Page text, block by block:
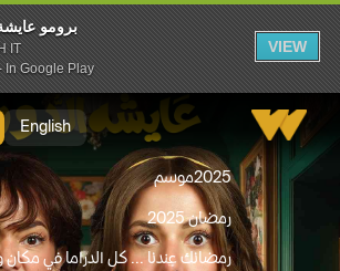
برومو
IT
In Google Play
VIEW
English
2025موسم
رمضان 2025
رمضانك عندنا ... كل الدراما في مكان